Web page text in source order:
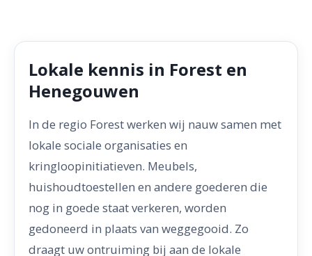
Lokale kennis in Forest en
Henegouwen
In de regio Forest werken wij nauw samen met
lokale sociale organisaties en
kringloopinitiatieven. Meubels,
huishoudtoestellen en andere goederen die
nog in goede staat verkeren, worden
gedoneerd in plaats van weggegooid. Zo
draagt uw ontruiming bij aan de lokale